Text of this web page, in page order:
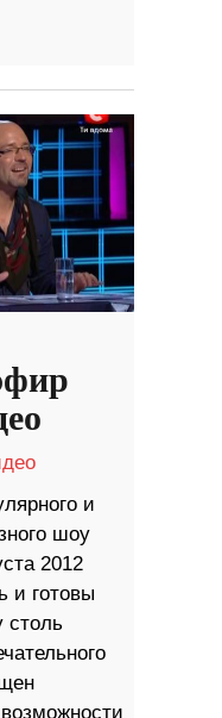
и
шоу
2012
и готовы
столь